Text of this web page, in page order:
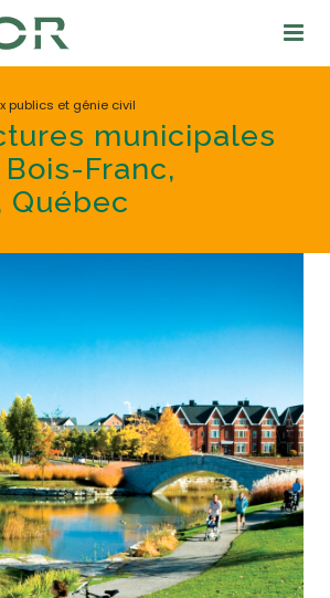
publics et génie civil
municipales
Franc,
Québec